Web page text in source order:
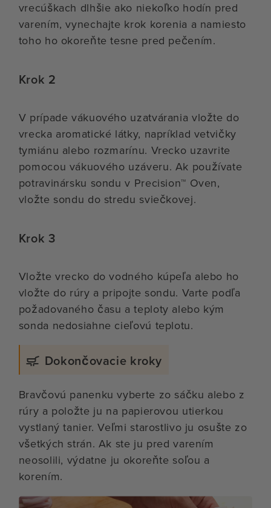
vrecúškach dlhšie ako niekoľko hodín pred
varením, vynechajte krok korenia a namiesto
toho ho okoreňte tesne pred pečením.
Krok 2
V prípade vákuového uzatvárania vložte do
vrecka aromatické látky, napríklad vetvičky
tymiánu alebo rozmarínu. Vrecko uzavrite
pomocou vákuového uzáveru. Ak používate
potravinársku sondu v Precision™ Oven,
vložte sondu do stredu sviečkovej.
Krok 3
Vložte vrecko do vodného kúpeľa alebo ho
vložte do rúry a pripojte sondu. Varte podľa
požadovaného času a teploty alebo kým
sonda nedosiahne cieľovú teplotu.
Dokončovacie kroky
Bravčovú panenku vyberte zo sáčku alebo z
rúry a položte ju na papierovou utierkou
vystlaný tanier. Veľmi starostlivo ju osušte zo
všetkých strán. Ak ste ju pred varením
neosolili, výdatne ju okoreňte soľou a
korením.